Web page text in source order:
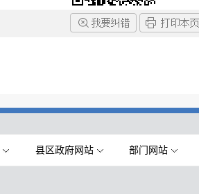
县区政府网站 部门网站